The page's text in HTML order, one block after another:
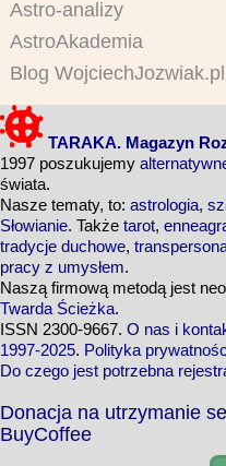
Astro-analizy
AstroAkademia
Blog WojciechJozwiak.pl
TARAKA. Magazyn
1997 poszukujemy
świata.
Nasze tematy, to: astrologia,
Słowianie. Także tarot,
tradycje duchowe,
pracy z umysłem.
Naszą firmową metodą jest
Twarda Ścieżka.
ISSN 2300-9667. O nas i
1997-2025. Polityka
Do czego jest potrzebna
Donacja na utrzymanie
BuyCoffee